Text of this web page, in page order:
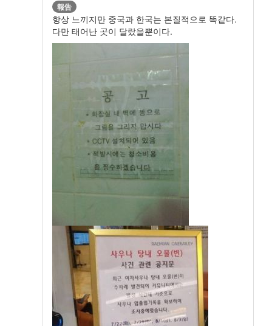
報告
항상 느끼지만 중국과 한국는 본질적으로 똑같다.
다만 태어난 곳이 달랐을뿐이다.